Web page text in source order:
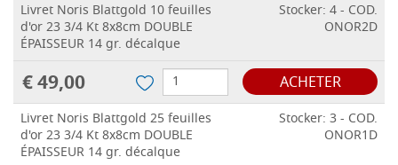
Livret Noris Blattgold 10 feuilles
d'or 23 3/4 Kt 8x8cm DOUBLE
ÉPAISSEUR 14 gr. décalque
Stocker: 4 - COD.
ONOR2D
€ 49,00 ACHETER
Livret Noris Blattgold 25 feuilles
d'or 23 3/4 Kt 8x8cm DOUBLE
ÉPAISSEUR 14 gr. décalque
Stocker: 3 - COD.
ONOR1D